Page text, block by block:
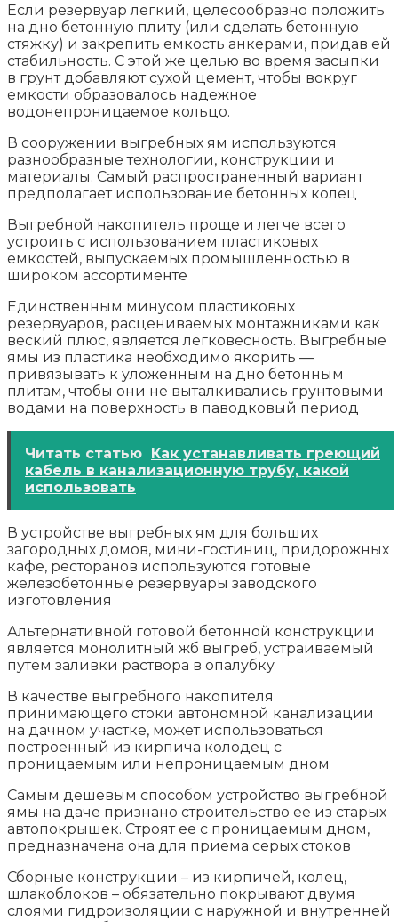
Если резервуар легкий, целесообразно положить
на дно бетонную плиту (или сделать бетонную
стяжку) и закрепить емкость анкерами, придав ей
стабильность. С этой же целью во время засыпки
в грунт добавляют сухой цемент, чтобы вокруг
емкости образовалось надежное
водонепроницаемое кольцо.
В сооружении выгребных ям используются
разнообразные технологии, конструкции и
материалы. Самый распространенный вариант
предполагает использование бетонных колец
Выгребной накопитель проще и легче всего
устроить с использованием пластиковых
емкостей, выпускаемых промышленностью в
широком ассортименте
Единственным минусом пластиковых
резервуаров, расцениваемых монтажниками как
веский плюс, является легковесность. Выгребные
ямы из пластика необходимо якорить —
привязывать к уложенным на дно бетонным
плитам, чтобы они не выталкивались грунтовыми
водами на поверхность в паводковый период
Читать статью Как устанавливать греющий
кабель в канализационную трубу, какой
использовать
В устройстве выгребных ям для больших
загородных домов, мини-гостиниц, придорожных
кафе, ресторанов используются готовые
железобетонные резервуары заводского
изготовления
Альтернативной готовой бетонной конструкции
является монолитный жб выгреб, устраиваемый
путем заливки раствора в опалубку
В качестве выгребного накопителя
принимающего стоки автономной канализации
на дачном участке, может использоваться
построенный из кирпича колодец с
проницаемым или непроницаемым дном
Самым дешевым способом устройство выгребной
ямы на даче признано строительство ее из старых
автопокрышек. Строят ее с проницаемым дном,
предназначена она для приема серых стоков
Сборные конструкции – из кирпичей, колец,
шлакоблоков – обязательно покрывают двумя
слоями гидроизоляции с наружной и внутренней